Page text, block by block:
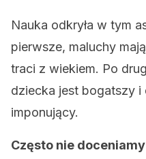
Nauka odkryła w tym
pierwsze, maluchy
traci z wiekiem. Po
dziecka jest bogatszy i
imponujący.
Często nie